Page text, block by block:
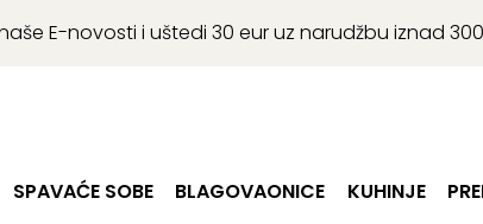
E-novosti i uštedi 30 eur uz narudžbu iznad
SPAVAĆE SOBE BLAGOVAONICE KUHINJE